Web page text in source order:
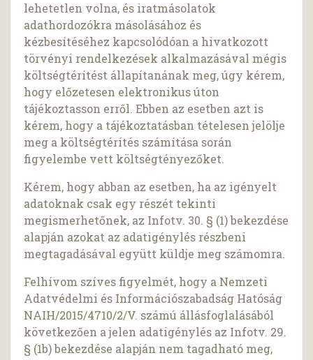
lehetetlen volna, és iratmásolatok
adathordozókra másolásához és
kézbesítéséhez kapcsolódóan a hivatkozott
törvényi rendelkezések alkalmazásával mégis
költségtérítést állapítanának meg, úgy kérem,
hogy előzetesen elektronikus úton
tájékoztasson erről. Ebben az esetben azt is
kérem, hogy a tájékoztatásban tételesen jelölje
meg a költségtérítés számítása során
figyelembe vett költségtényezőket.
Kérem, hogy abban az esetben, ha az igényelt
adatoknak csak egy részét tekinti
megismerhetőnek, az Infotv. 30. § (1) bekezdése
alapján azokat az adatigénylés részbeni
megtagadásával együtt küldje meg számomra.
Felhívom szíves figyelmét, hogy a Nemzeti
Adatvédelmi és Információszabadság Hatóság
NAIH/2015/4710/2/V. számú állásfoglalásából
következően a jelen adatigénylés az Infotv. 29.
§ (1b) bekezdése alapján nem tagadható meg,